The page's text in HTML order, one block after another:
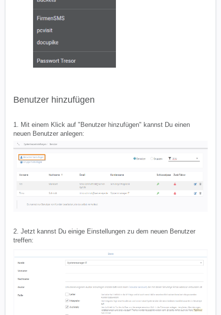
Benutzer hinzufügen
1. Mit einem Klick auf "Benutzer hinzufügen" kannst Du einen
neuen Benutzer anlegen:
2. Jetzt kannst Du einige Einstellungen zu dem neuen Benutzer
treffen: